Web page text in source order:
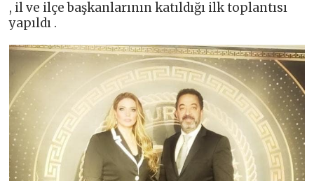
, il ve ilçe başkanlarının katıldığı ilk toplantısı
yapıldı .